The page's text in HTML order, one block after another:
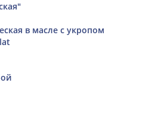
в масле с укропом